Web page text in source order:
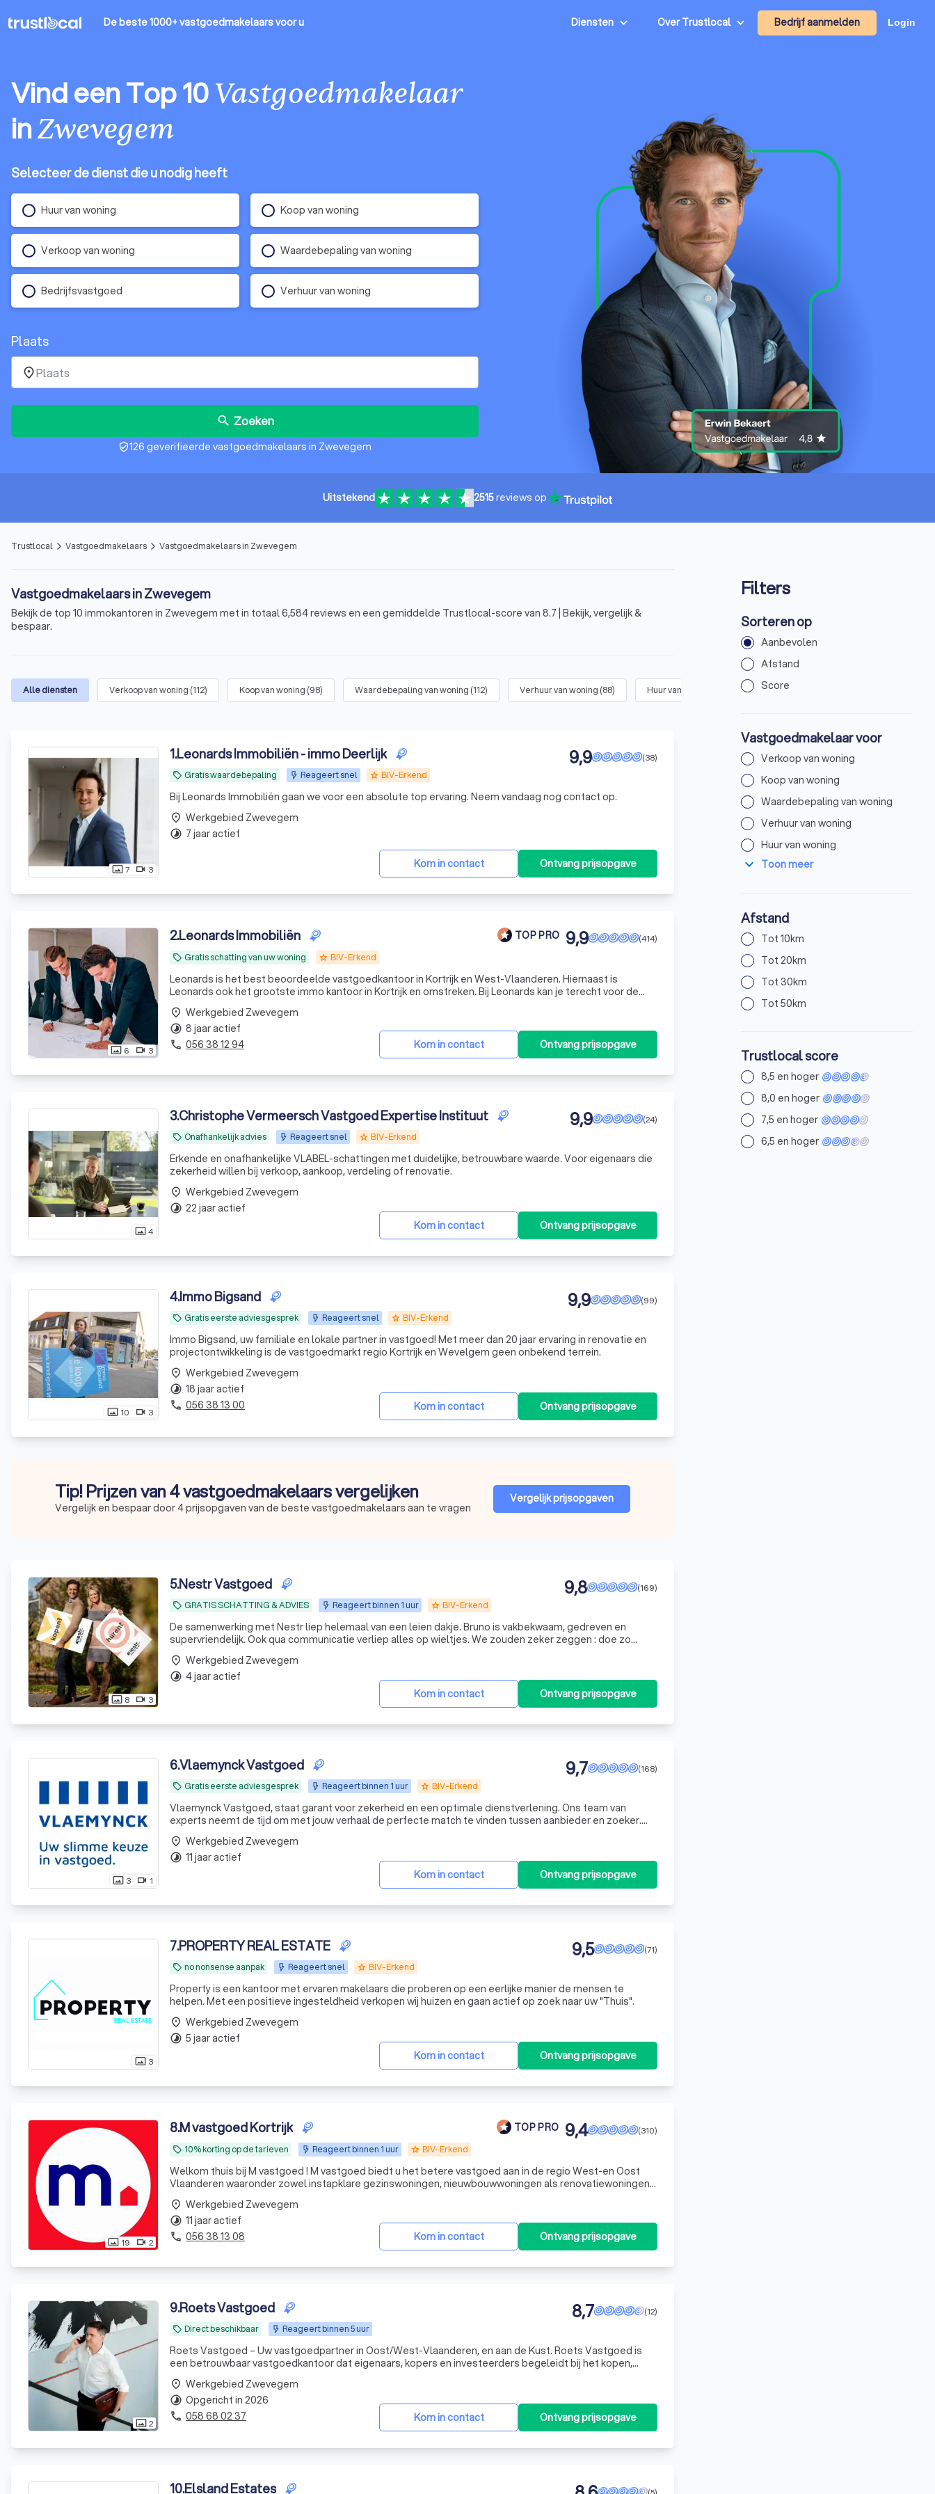
De beste 1000+ vastgoedmakelaarsvoor u Diensten Over Trustlocal Bedrijf aanmelden Login
Vind een Top 10Vastgoedmakelaar
inZwevegem
Selecteer de dienst die u nodig heeft
Huur van woning Koop van woning
Verkoop van woning Waardebepaling van woning
Bedrijfsvastgoed Verhuur van woning
Plaats
place
search Zoeken
verified_user126 geverifieerde vastgoedmakelaars in Zwevegem
Uitstekend 2515reviews op
Trustlocal arrow_forward_ios Vastgoedmakelaars arrow_forward_ios Vastgoedmakelaars in Zwevegem
Vastgoedmakelaars in Zwevegem
Bekijk de top 10 immokantoren in Zwevegem met in totaal 6,584 reviews en een gemiddelde Trustlocal-score van 8.7 | Bekijk, vergelijk &
bespaar.
Alle diensten Verkoop van woning (112) Koop van woning (98) Waardebepaling van woning (112) Verhuur van woning (88) Huur van woning Bedrijfsvastgoed
photo_size_select_actual7 videocam 3
1.Leonards Immobiliën - immo Deerlijk
local_offer Gratis waardebepaling Reageert snel grade BIV-Erkend
(38)
9,9
Bij Leonards Immobiliën gaan we voor een absolute top ervaring. Neem vandaag nog contact op.
Kom in contact Ontvang prijsopgave
place Werkgebied Zwevegem
timelapse 7 jaar actief
photo_size_select_actual 6 videocam 3
2.Leonards Immobiliën TOP PRO
local_offer Gratis schatting van uw woning grade BIV-Erkend
(414)
9,9
Leonards is het best beoordeelde vastgoedkantoor in Kortrijk en West-Vlaanderen. Hiernaast is
Leonards ook het grootste immo kantoor in Kortrijk en omstreken. Bij Leonards kan je terecht voor de
verkoop van je huis of appartement. Naast verkoop is Leonards is ook gespecialiseerd in verhuur van
vastg
Kom in contact
Ontvang prijsopgave
place Werkgebied Zwevegem
timelapse 8 jaar actief
phone 056 38 12 94
photo_size_select_actual4
3.Christophe Vermeersch Vastgoed Expertise Instituut
local_offer Onafhankelijk advies Reageert snel grade BIV-Erkend
(24)
9,9
Erkende en onafhankelijke VLABEL-schattingen met duidelijke, betrouwbare waarde. Voor eigenaars die
zekerheid willen bij verkoop, aankoop, verdeling of renovatie.
Kom in contact Ontvang prijsopgave
place Werkgebied Zwevegem
timelapse 22 jaar actief
photo_size_select_actual 10 videocam 3
4.Immo Bigsand
local_offer Gratis eerste adviesgesprek Reageert snel grade BIV-Erkend
(99)
9,9
Immo Bigsand, uw familiale en lokale partner in vastgoed! Met meer dan 20 jaar ervaring in renovatie en
projectontwikkeling is de vastgoedmarkt regio Kortrijk en Wevelgem geen onbekend terrein.
Kom in contact Ontvang prijsopgave
place Werkgebied Zwevegem
timelapse 18 jaar actief
phone 056 38 13 00
Tip! Prijzen van 4 vastgoedmakelaars vergelijken
Vergelijk en bespaar door 4 prijsopgaven van de beste vastgoedmakelaars aan te vragen
Vergelijk prijsopgaven
photo_size_select_actual 8 videocam 3
5.Nestr Vastgoed
local_offer GRATIS SCHATTING & ADVIES Reageert binnen 1 uur grade BIV-Erkend
(169)
9,8
De samenwerking met Nestr liep helemaal van een leien dakje. Bruno is vakbekwaam, gedreven en
supervriendelijk. Ook qua communicatie verliep alles op wieltjes. We zouden zeker zeggen : doe zo
voort !
Kom in contact Ontvang prijsopgave
place Werkgebied Zwevegem
timelapse 4 jaar actief
photo_size_select_actual 3 videocam 1
6.Vlaemynck Vastgoed
local_offer Gratis eerste adviesgesprek Reageert binnen 1 uur grade BIV-Erkend
(168)
9,7
Vlaemynck Vastgoed, staat garant voor zekerheid en een optimale dienstverlening. Ons team van
experts neemt de tijd om met jouw verhaal de perfecte match te vinden tussen aanbieder en zoeker.
Door onze persoonlijke aanpak ben je bij ons geen nummer, maar gewoon helemaal jezelf, met je eigen
wensen,
Kom in contact Ontvang prijsopgave
place Werkgebied Zwevegem
timelapse 11 jaar actief
photo_size_select_actual 3
7.PROPERTY REAL ESTATE
local_offer no nonsense aanpak Reageert snel grade BIV-Erkend
(71)
9,5
Property is een kantoor met ervaren makelaars die proberen op een eerlijke manier de mensen te
helpen. Met een positieve ingesteldheid verkopen wij huizen en gaan actief op zoek naar uw "Thuis".
Kom in contact Ontvang prijsopgave
place Werkgebied Zwevegem
timelapse 5 jaar actief
photo_size_select_actual 19 videocam 2
8.M vastgoed Kortrijk TOP PRO
local_offer 10% korting op de tarieven Reageert binnen 1 uur grade BIV-Erkend
(310)
9,4
Welkom thuis bij M vastgoed ! M vastgoed biedt u het betere vastgoed aan in de regio West-en Oost
Vlaanderen waaronder zowel instapklare gezinswoningen, nieuwbouwwoningen als renovatiewoningen
Kom in contact Ontvang prijsopgave
place Werkgebied Zwevegem
timelapse 11 jaar actief
phone 056 38 13 08
photo_size_select_actual2
9.Roets Vastgoed
local_offer Direct beschikbaar Reageert binnen 5 uur
(12)
8,7
Roets Vastgoed – Uw vastgoedpartner in Oost/West-Vlaanderen, en aan de Kust. Roets Vastgoed is
een betrouwbaar vastgoedkantoor dat eigenaars, kopers en investeerders begeleidt bij het kopen,
verkopen en verhuren van vastgoed in Oost-Vlaanderen en West-Vlaanderen. Dankzij onze
professionele aanpak, s
Kom in contact Ontvang prijsopgave
place Werkgebied Zwevegem
timelapse Opgericht in 2026
phone 058 68 02 37
10.Elsland Estates
Filters
Sorteren op
Aanbevolen
Afstand
Score
Vastgoedmakelaar voor
Verkoop van woning
Koop van woning
Waardebepaling van woning
Verhuur van woning
Huur van woning
expand_more Toon meer
Afstand
Tot 10km
Tot 20km
Tot 30km
Tot 50km
Trustlocal score
8,5 en hoger
8,0 en hoger
7,5 en hoger
6,5 en hoger